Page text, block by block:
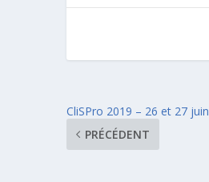
CliSPro 2019 – 26 et 27 juin
PRÉCÉDENT